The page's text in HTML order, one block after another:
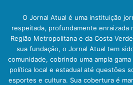
O Jornal Atual é uma instituição
respeitada, profundamente enraizada
Região Metropolitana e da Costa
sua fundação, o Jornal Atual tem
comunidade, cobrindo uma ampla
política local e estadual até questões
esportes e cultura. Sua cobertura é